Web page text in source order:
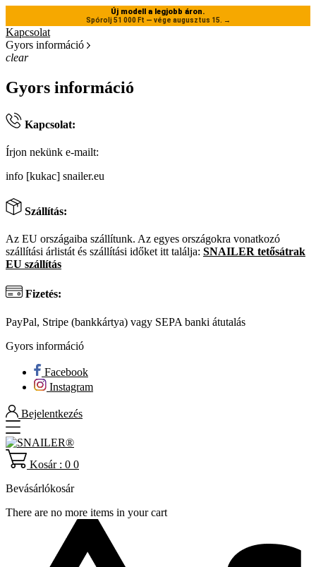
Új modell a legjobb áron.
Spórolj 51 000 Ft — vége augusztus 15. →
Kapcsolat
Gyors információ
clear
Gyors információ
Kapcsolat:
Írjon nekünk e-mailt:
info [kukac] snailer.eu
Szállítás:
Az EU országaiba szállítunk. Az egyes országokra vonatkozó
szállítási árlistát és szállítási időket itt találja: SNAILER tetősátrak
EU szállítás
Fizetés:
PayPal, Stripe (bankkártya) vagy SEPA banki átutalás
Gyors információ
Facebook
Instagram
Bejelentkezés
Kosár : 0 0
Bevásárlókosár
There are no more items in your cart